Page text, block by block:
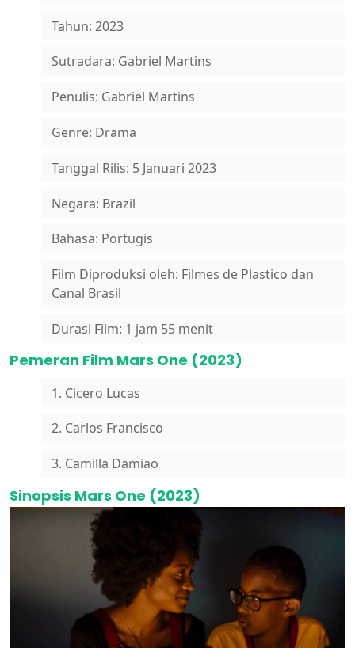
Tahun: 2023
Sutradara: Gabriel Martins
Penulis: Gabriel Martins
Genre: Drama
Tanggal Rilis: 5 Januari 2023
Negara: Brazil
Bahasa: Portugis
Film Diproduksi oleh: Filmes de Plastico dan
Canal Brasil
Durasi Film: 1 jam 55 menit
Pemeran Film Mars One (2023)
1. Cicero Lucas
2. Carlos Francisco
3. Camilla Damiao
Sinopsis Mars One (2023)